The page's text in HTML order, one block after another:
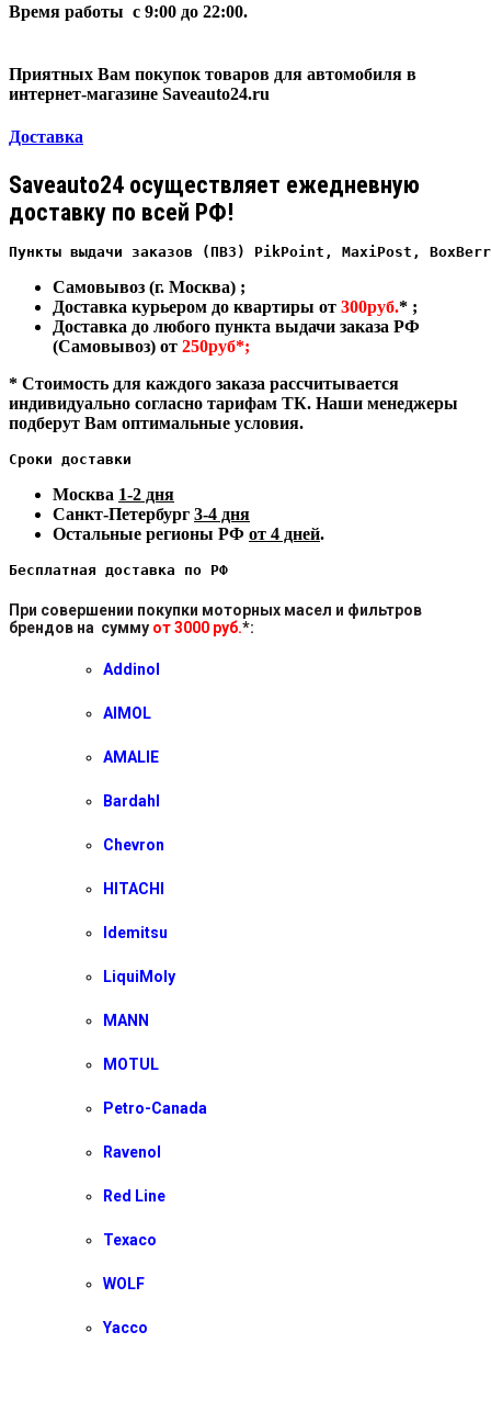
Время работы с 9:00 до 22:00.
Приятных Вам покупок товаров для автомобиля в
интернет-магазине Saveauto24.ru
Доставка
Saveauto24 осуществляет ежедневную
доставку по всей РФ!
Пункты выдачи заказов (ПВЗ) PikPoint, MaxiPost,
Самовывоз (г. Москва) ;
Доставка курьером до квартиры от 300руб.* ;
Доставка до любого пункта выдачи заказа РФ
(Самовывоз) от 250руб*;
* Стоимость для каждого заказа рассчитывается
индивидуально согласно тарифам ТК. Наши менеджеры
подберут Вам оптимальные условия.
Сроки доставки
Москва 1-2 дня
Санкт-Петербург 3-4 дня
Остальные регионы РФ от 4 дней.
Бесплатная доставка по РФ
При совершении покупки моторных масел и фильтров
брендов на сумму от 3000 руб.*:
Addinol
AIMOL
AMALIE
Bardahl
Chevron
HITACHI
Idemitsu
LiquiMoly
MANN
MOTUL
Petro-Canada
Ravenol
Red Line
Texaco
WOLF
Yacco